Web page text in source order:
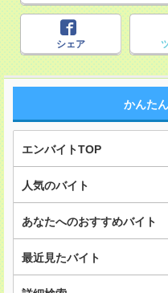
シェア
かんた
エンバイトTOP
人気のバイト
あなたへのおすすめバイト
最近見たバイト